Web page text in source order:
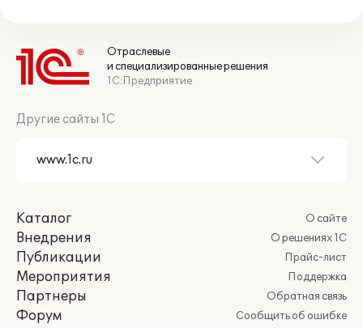
Отраслевые
и специализированные решения
1С:Предприятие
Другие сайты 1С
Каталог
Внедрения
Публикации
Мероприятия
Партнеры
Форум
О сайте
О решениях 1С
Прайс-лист
Поддержка
Обратная связь
Сообщить об ошибке